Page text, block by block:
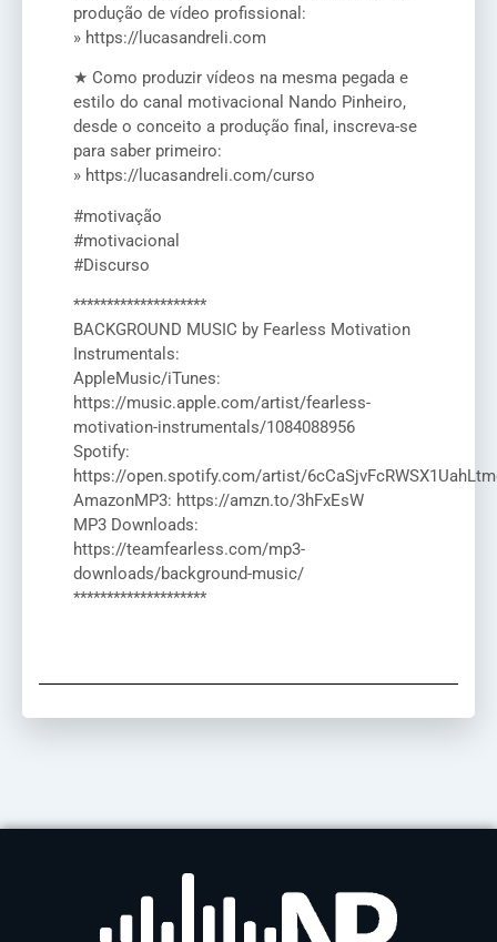
produção de vídeo profissional:
» https://lucasandreli.com
★ Como produzir vídeos na mesma pegada e
estilo do canal motivacional Nando Pinheiro,
desde o conceito a produção final, inscreva-se
para saber primeiro:
» https://lucasandreli.com/curso
#motivação
#motivacional
#Discurso
********************
BACKGROUND MUSIC by Fearless Motivation
Instrumentals:
AppleMusic/iTunes:
https://music.apple.com/artist/fearless-
motivation-instrumentals/1084088956
Spotify:
https://open.spotify.com/artist/
AmazonMP3: https://amzn.to/3hFxEsW
MP3 Downloads:
https://teamfearless.com/mp3-
downloads/background-music/
********************